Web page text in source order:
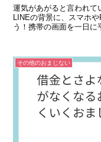
運気があがると言われて
LINEの背景に、スマホ
う！携帯の画面を一日に
その他のおまじない